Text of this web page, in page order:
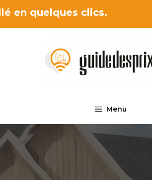
en quelques clics.
Menu